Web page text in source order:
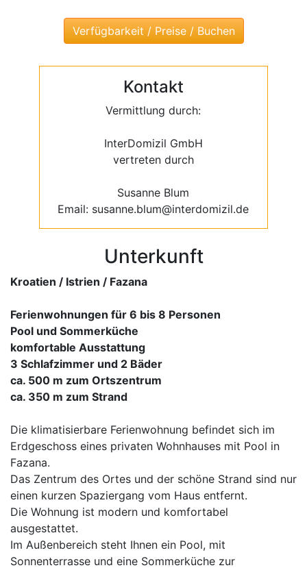
Kontakt
Vermittlung durch:
InterDomizil GmbH
vertreten durch
Susanne Blum
Email: susanne.blum@interdomizil.de
Unterkunft
Kroatien / Istrien / Fazana
Ferienwohnungen für 6 bis 8 Personen
Pool und Sommerküche
komfortable Ausstattung
3 Schlafzimmer und 2 Bäder
ca. 500 m zum Ortszentrum
ca. 350 m zum Strand
Die klimatisierbare Ferienwohnung befindet sich im
Erdgeschoss eines privaten Wohnhauses mit Pool in
Fazana.
Das Zentrum des Ortes und der schöne Strand sind nur
einen kurzen Spaziergang vom Haus entfernt.
Die Wohnung ist modern und komfortabel
ausgestattet.
Im Außenbereich steht Ihnen ein Pool, mit
Sonnenterrasse und eine Sommerküche zur